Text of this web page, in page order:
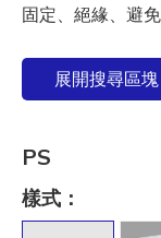
固定、絕緣、避免
展開搜尋區塊
PS
樣式：